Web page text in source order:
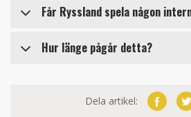
Nej, Polen har gått vidare till Final,
Får Ryssland spela någon
Nej, för tillfället är dom helt borta från
Hur länge pågår detta?
förändring när det gäller Ryssland!
Dela artikel: